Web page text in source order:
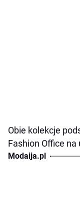
Obie kolekcje
Fashion Office na
Modaija.pl